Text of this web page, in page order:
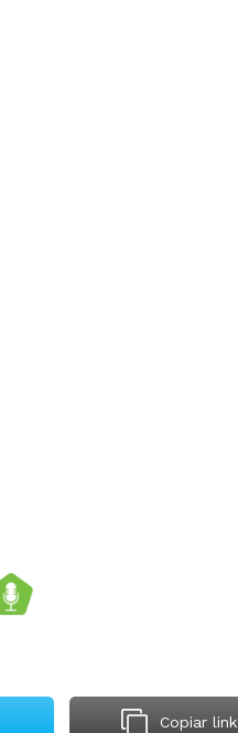
Copiar link